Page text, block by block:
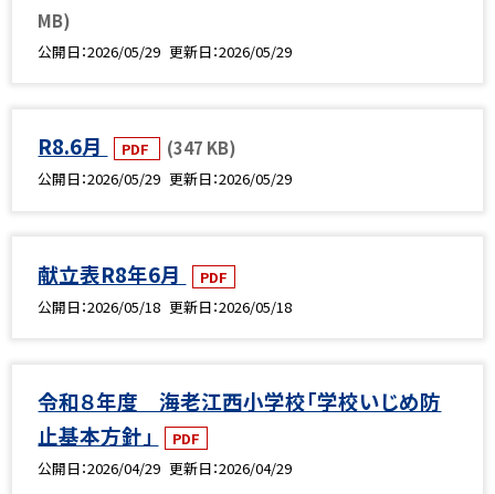
MB)
公開日 2026/05/29 更新日 2026/05/29
R8.6月 PDF (347 KB)
公開日 2026/05/29 更新日 2026/05/29
献立表R8年6月
PDF
公開日 2026/05/18 更新日 2026/05/18
令和８年度 海老江西小学校「学校いじめ防
止基本方針」
PDF
公開日 2026/04/29 更新日 2026/04/29